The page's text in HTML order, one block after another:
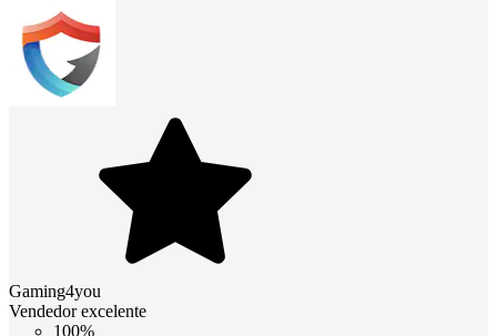
Gaming4you
Vendedor excelente
100%